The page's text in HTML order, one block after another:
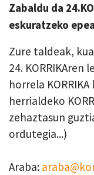
Zabaldu da
eskuratzeko epea
Zure taldeak,
24. KORRIKAren
horrela
herrialdeko
zehaztasun
ordutegia...)
Araba: